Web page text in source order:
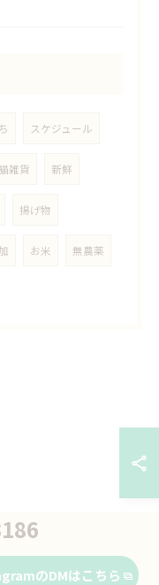
スケジュール
猫雑貨 新鮮
揚げ物
お米 無農薬
のDMはこちら